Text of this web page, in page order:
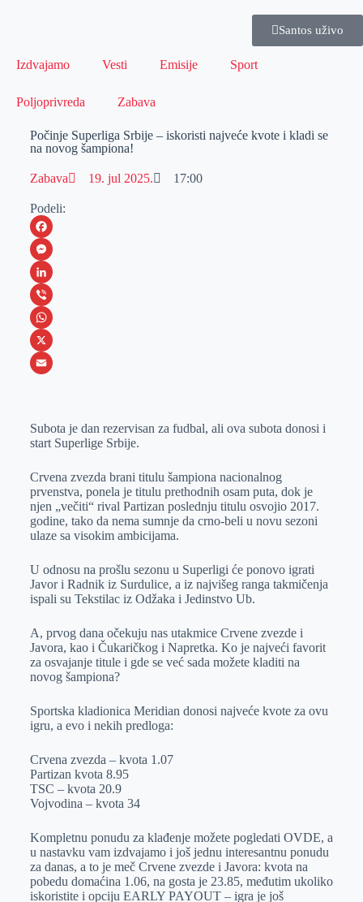
Santos uživo
Izdvajamo Vesti Emisije Sport
Poljoprivreda Zabava
Počinje Superliga Srbije – iskoristi najveće kvote i kladi se
na novog šampiona!
Zabava 19. jul 2025. 17:00
Podeli:
F
a
c
e
b
o
M
e
s
s
e
e
L
i
n
k
I
V
i
b
W
h
s
p
p
X
a
l
Subota je dan rezervisan za fudbal, ali ova subota donosi i
start Superlige Srbije.
Crvena zvezda brani titulu šampiona nacionalnog
prvenstva, ponela je titulu prethodnih osam puta, dok je
njen „večiti“ rival Partizan poslednju titulu osvojio 2017.
godine, tako da nema sumnje da crno-beli u novu sezoni
ulaze sa visokim ambicijama.
U odnosu na prošlu sezonu u Superligi će ponovo igrati
Javor i Radnik iz Surdulice, a iz najvišeg ranga takmičenja
ispali su Tekstilac iz Odžaka i Jedinstvo Ub.
A, prvog dana očekuju nas utakmice Crvene zvezde i
Javora, kao i Čukaričkog i Napretka. Ko je najveći favorit
za osvajanje titule i gde se već sada možete kladiti na
novog šampiona?
Sportska kladionica Meridian donosi najveće kvote za ovu
igru, a evo i nekih predloga:
Crvena zvezda – kvota 1.07
Partizan kvota 8.95
TSC – kvota 20.9
Vojvodina – kvota 34
Kompletnu ponudu za klađenje možete pogledati OVDE, a
u nastavku vam izdvajamo i još jednu interesantnu ponudu
za danas, a to je meč Crvene zvezde i Javora: kvota na
pobedu domaćina 1.06, na gosta je 23.85, međutim ukoliko
iskoristite i opciju EARLY PAYOUT – igra je još